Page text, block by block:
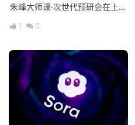
朱峰大师课·次世代预研会在上海
1 0